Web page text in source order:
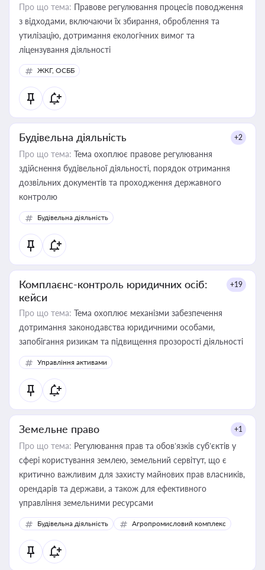
Про що тема: Правове регулювання процесів поводження
з відходами, включаючи їх збирання, оброблення та
утилізацію, дотримання екологічних вимог та
ліцензування діяльності
ЖКГ, ОСББ
Будівельна діяльність +2
Про що тема: Тема охоплює правове регулювання
здійснення будівельної діяльності, порядок отримання
дозвільних документів та проходження державного
контролю
Будівельна діяльність
Комплаєнс-контроль юридичних осіб:
кейси
+19
Про що тема: Тема охоплює механізми забезпечення
дотримання законодавства юридичними особами,
запобігання ризикам та підвищення прозорості діяльності
Управління активами
Земельне право +1
Про що тема: Регулювання прав та обов’язків суб’єктів у
сфері користування землею, земельний сервітут, що є
критично важливим для захисту майнових прав власників,
орендарів та держави, а також для ефективного
управління земельними ресурсами
Будівельна діяльність Агропромисловий комплекс